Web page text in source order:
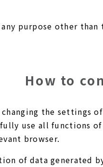
purpose other
How to
the settings
use all functions
browser.
of data generated